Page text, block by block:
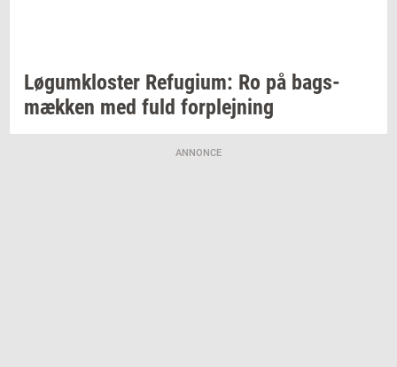
Løgum­klo­ster Re­fu­gi­um: Ro på bags­
mæk­ken med fuld for­plej­ning
ANNONCE